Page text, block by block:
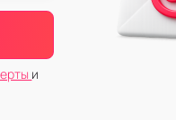
которая снижает
миром.
Они
пространственный
события.
и воды IP54, что
и